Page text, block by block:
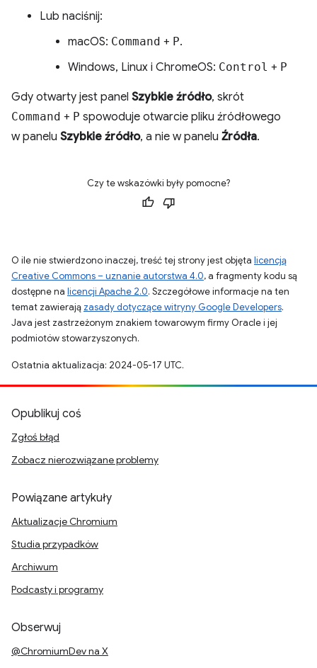
Lub naciśnij:
macOS: Command + P.
Windows, Linux i ChromeOS: Control + P
Gdy otwarty jest panel Szybkie źródło, skrót
Command + P spowoduje otwarcie pliku źródłowego
w panelu Szybkie źródło, a nie w panelu Źródła.
Czy te wskazówki były pomocne?
O ile nie stwierdzono inaczej, treść tej strony jest objęta licencją
Creative Commons – uznanie autorstwa 4.0, a fragmenty kodu są
dostępne na licencji Apache 2.0. Szczegółowe informacje na ten
temat zawierają zasady dotyczące witryny Google Developers.
Java jest zastrzeżonym znakiem towarowym firmy Oracle i jej
podmiotów stowarzyszonych.
Ostatnia aktualizacja: 2024-05-17 UTC.
Opublikuj coś
Zgłoś błąd
Zobacz nierozwiązane problemy
Powiązane artykuły
Aktualizacje Chromium
Studia przypadków
Archiwum
Podcasty i programy
Obserwuj
@ChromiumDev na X